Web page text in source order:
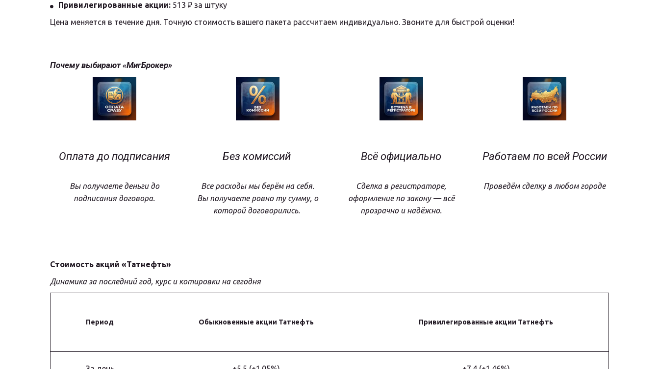
Привилегированные акции: 513 ₽ за штуку
Цена меняется в течение дня. Точную стоимость вашего пакета рассчитаем индивидуально. Звоните для быстрой оценки!
Почему выбирают «МигБрокер»
Оплата до подписания
Вы получаете деньги до
подписания договора.
Без комиссий
Все расходы мы берём на себя.
Вы получаете ровно ту сумму, о
которой договорились.
Всё официально
Сделка в регистраторе,
оформление по закону — всё
прозрачно и надёжно.
Работаем по всей России
Проведём сделку в любом городе
Стоимость акций «Татнефть»
Динамика за последний год, курс и котировки на сегодня
Период Обыкновенные акции Татнефть Привилегированные акции Татнефть